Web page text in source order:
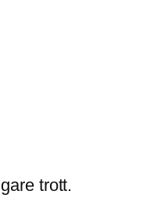
trott.